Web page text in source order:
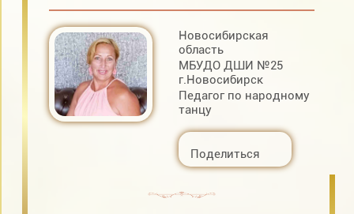
Новосибирская
область
МБУДО ДШИ №25
г.Новосибирск
Педагог по народному
танцу
Поделиться